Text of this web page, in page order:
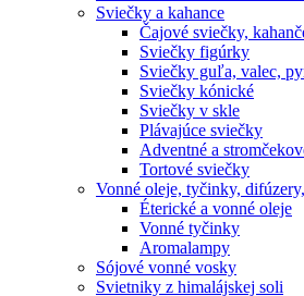
Sviečky a kahance
Čajové sviečky,
Sviečky figúrky
Sviečky guľa, valec,
Sviečky kónické
Sviečky v skle
Plávajúce sviečky
Adventné a
Tortové sviečky
Vonné oleje, tyčinky,
Éterické a vonné oleje
Vonné tyčinky
Aromalampy
Sójové vonné vosky
Svietniky z himalájskej soli